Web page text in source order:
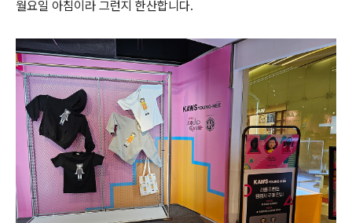
월요일 아침이라 그런지 한산합니다.